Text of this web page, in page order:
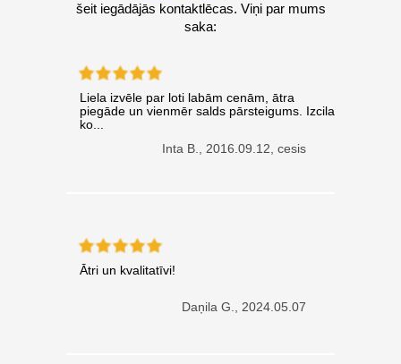
šeit iegādājās kontaktlēcas. Viņi par mums
saka:
Liela izvēle par loti labām cenām, ātra
piegāde un vienmēr salds pārsteigums. Izcila
ko...
Inta B., 2016.09.12, cesis
Ātri un kvalitatīvi!
Daņila G., 2024.05.07